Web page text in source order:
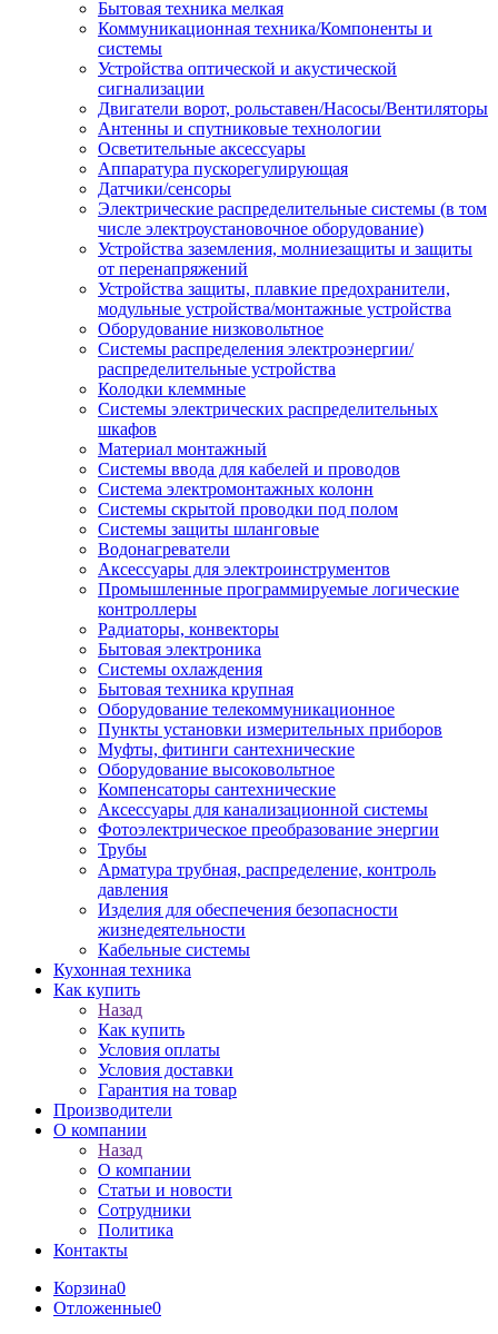
Бытовая техника мелкая
Коммуникационная техника/Компоненты и
системы
Устройства оптической и акустической
сигнализации
Двигатели ворот, рольставен/Насосы/Вентиляторы
Антенны и спутниковые технологии
Осветительные аксессуары
Аппаратура пускорегулирующая
Датчики/сенсоры
Электрические распределительные системы (в том
числе электроустановочное оборудование)
Устройства заземления, молниезащиты и защиты
от перенапряжений
Устройства защиты, плавкие предохранители,
модульные устройства/монтажные устройства
Оборудование низковольтное
Системы распределения электроэнергии/
распределительные устройства
Колодки клеммные
Системы электрических распределительных
шкафов
Материал монтажный
Системы ввода для кабелей и проводов
Система электромонтажных колонн
Системы скрытой проводки под полом
Системы защиты шланговые
Водонагреватели
Аксессуары для электроинструментов
Промышленные программируемые логические
контроллеры
Радиаторы, конвекторы
Бытовая электроника
Системы охлаждения
Бытовая техника крупная
Оборудование телекоммуникационное
Пункты установки измерительных приборов
Муфты, фитинги сантехнические
Оборудование высоковольтное
Компенсаторы сантехнические
Аксессуары для канализационной системы
Фотоэлектрическое преобразование энергии
Трубы
Арматура трубная, распределение, контроль
давления
Изделия для обеспечения безопасности
жизнедеятельности
Кабельные системы
Кухонная техника
Как купить
Назад
Как купить
Условия оплаты
Условия доставки
Гарантия на товар
Производители
О компании
Назад
О компании
Статьи и новости
Сотрудники
Политика
Контакты
Корзина0
Отложенные0